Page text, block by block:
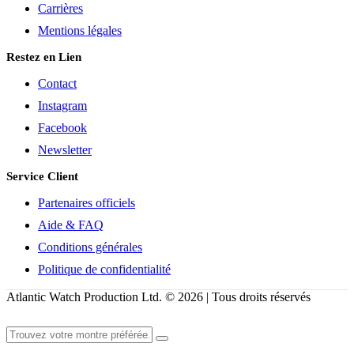
Carrières
Mentions légales
Restez en Lien
Contact
Instagram
Facebook
Newsletter
Service Client
Partenaires officiels
Aide & FAQ
Conditions générales
Politique de confidentialité
Atlantic Watch Production Ltd. © 2026 | Tous droits réservés